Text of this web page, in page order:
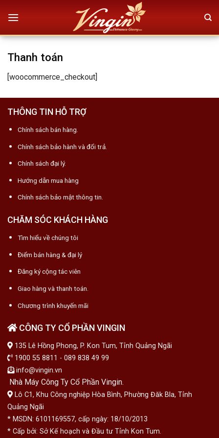
Thanh toán
[woocommerce_checkout]
THÔNG TIN HỖ TRỢ
Chính sách bán hàng.
Chính sách bảo hành và đổi trả.
Chính sách đại lý.
Hướng dẫn mua hàng
Chính sách bảo mật thông tin.
CHĂM SÓC KHÁCH HÀNG
Tìm hiểu về chúng tôi
Điểm bán hàng & đại lý
Đăng ký cộng tác viên
Giao hàng và thanh toán.
Chương trình khuyến mãi
CÔNG TY CỔ PHẦN VINGIN
135 Lê Hồng Phong, P. Kon Tum, Tỉnh Quảng Ngãi
1900 55 8811 - 089 838 49 99
info@vingin.vn
Nhà Máy Công Ty Cổ Phần Vingin.
Lô C1, Khu Công nghiệp Hòa Bình, Phường Đăk Bla, Tỉnh
Quảng Ngãi
* MSDN: 6101169557, cấp ngày: 18/10/2013
* Cấp bởi: Sở Kế hoạch và Đầu tư Tỉnh Kon Tum.